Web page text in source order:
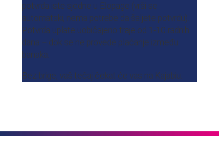
potvrda iste sjedne u Elopage (vrši se
automatski, nema potrebe da šaljete potvrdu).
Potvrda uplate uobičajeno traje od 1-10 radnih
dana – dok se ne provede plaćanje između
banaka.
Bez brige, vaš tečaj čekat će vas na Kajabiu.